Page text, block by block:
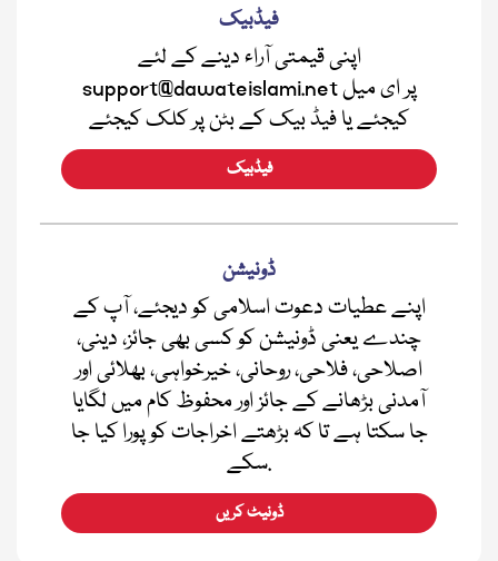
فیڈبیک
اپنی قیمتی آراء دینے کے لئے
support@dawateislami.net پر ای میل
کیجئے یا فیڈ بیک کے بٹن پر کلک کیجئے
فیڈبیک
ڈونیشن
اپنے عطیات دعوت اسلامی کو دیجئے، آپ کے
چندے یعنی ڈونیشن کو کسی بھی جائز، دینی،
اصلاحی، فلاحی، روحانی، خیرخواہی، بھلائی اور
آمدنی بڑھانے کے جائز اور محفوظ کام میں لگایا
جا سکتا ہے تا کہ بڑھتے اخراجات کو پورا کیا جا
سکے.
ڈونیٹ کریں